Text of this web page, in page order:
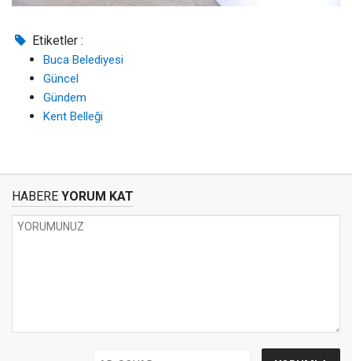
Etiketler :
Buca Belediyesi
Güncel
Gündem
Kent Belleği
HABERE YORUM KAT